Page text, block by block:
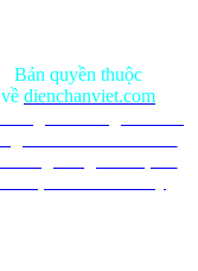
Bản quyền thuộc
về dienchanviet.com